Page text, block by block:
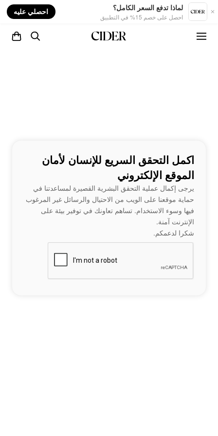
لماذا تدفع السعر الكامل؟
احصل على خصم 15% في التطبيق
احصلي عليه
اكمل التحقق السريع للإنسان لأمان
الموقع الإلكتروني
يرجى إكمال عملية التحقق البشرية القصيرة لمساعدتنا في
حماية موقعنا على الويب من الاحتيال والرسائل غير المرغوب
فيها وسوء الاستخدام. تساهم تعاونك في توفير بيئة على
الإنترنت آمنة.
شكرا لدعمكم.